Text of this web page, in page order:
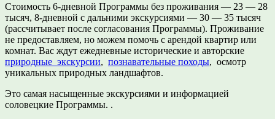
Стоимость 6-дневной Программы без проживания — 23 — 28
тысяч, 8-дневной с дальними экскурсиями — 30 — 35 тысяч
(рассчитывает после согласования Программы). Проживание
не предоставляем, но можем помочь с арендой квартир или
комнат. Вас ждут ежедневные исторические и авторские
природные экскурсии, познавательные походы, осмотр
уникальных природных ландшафтов.
Это самая насыщенные экскурсиями и информацией
соловецкие Программы. .